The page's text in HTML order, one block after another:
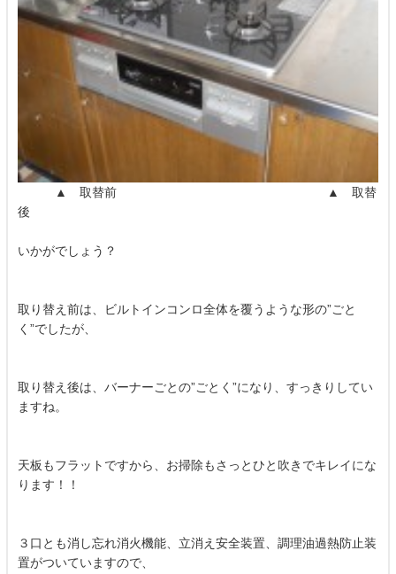
▲ 取替前 ▲ 取替
後
いかがでしょう？
取り替え前は、ビルトインコンロ全体を覆うような形の”ごと
く”でしたが、
取り替え後は、バーナーごとの”ごとく”になり、すっきりしてい
ますね。
天板もフラットですから、お掃除もさっとひと吹きでキレイにな
ります！！
３口とも消し忘れ消火機能、立消え安全装置、調理油過熱防止装
置がついていますので、